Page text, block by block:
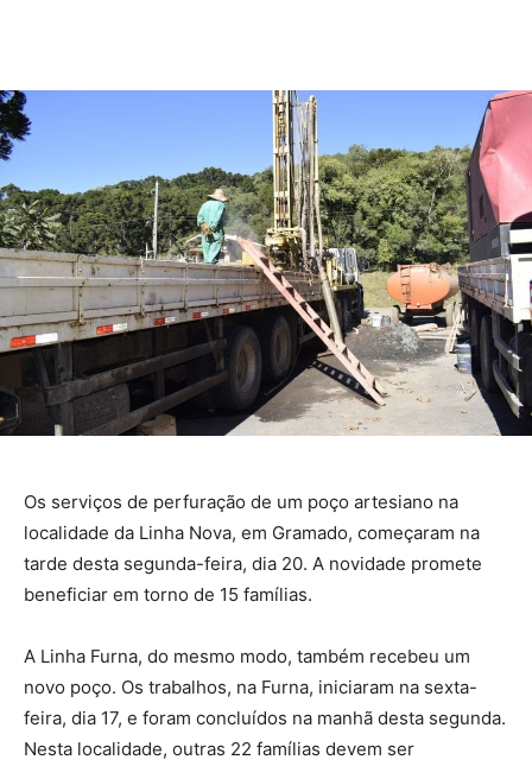
Os serviços de perfuração de um poço artesiano na
localidade da Linha Nova, em Gramado, começaram na
tarde desta segunda-feira, dia 20. A novidade promete
beneficiar em torno de 15 famílias.
A Linha Furna, do mesmo modo, também recebeu um
novo poço. Os trabalhos, na Furna, iniciaram na sexta-
feira, dia 17, e foram concluídos na manhã desta segunda.
Nesta localidade, outras 22 famílias devem ser